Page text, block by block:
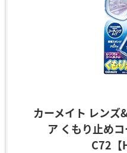
カーメイト レンズ
ア くもり止め
C72【